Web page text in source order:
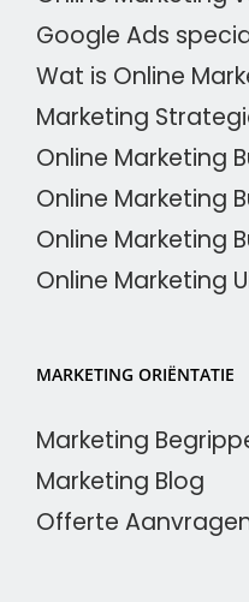
Google Ads
Wat is Online
Marketing
Online Marketing
Online Marketing
Online Marketing
Online Marketing
MARKETING ORIËNTATIE
Marketing
Marketing Blog
Offerte